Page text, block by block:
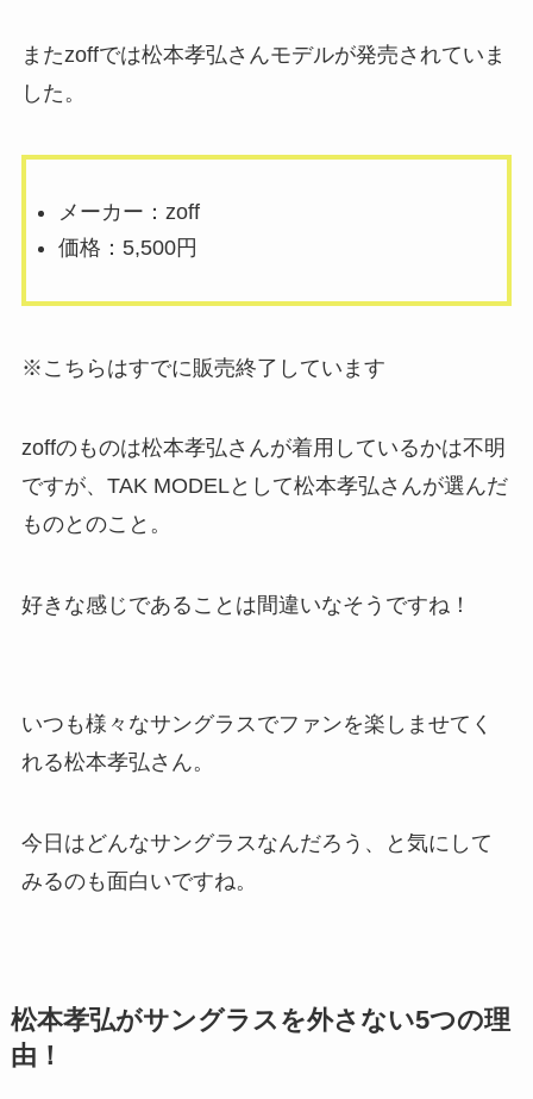
またzoffでは松本孝弘さんモデルが発売されていま
した。
メーカー：zoff
価格：5,500円
※こちらはすでに販売終了しています
zoffのものは松本孝弘さんが着用しているかは不明
ですが、TAK MODELとして松本孝弘さんが選んだ
ものとのこと。
好きな感じであることは間違いなそうですね！
いつも様々なサングラスでファンを楽しませてく
れる松本孝弘さん。
今日はどんなサングラスなんだろう、と気にして
みるのも面白いですね。
松本孝弘がサングラスを外さない5つの理
由！